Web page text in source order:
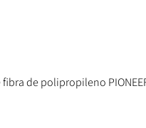
de polipropileno